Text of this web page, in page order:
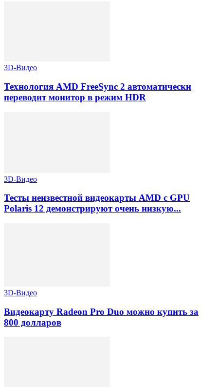
3D-Видео
Технология AMD FreeSync 2 автоматически
переводит монитор в режим HDR
3D-Видео
Тесты неизвестной видеокарты AMD с GPU
Polaris 12 демонстрируют очень низкую...
3D-Видео
Видеокарту Radeon Pro Duo можно купить за
800 долларов